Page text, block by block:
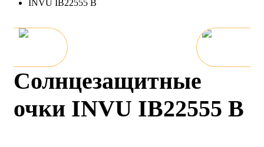
INVU IB22555 B
Солнцезащитные
очки INVU IB22555 B